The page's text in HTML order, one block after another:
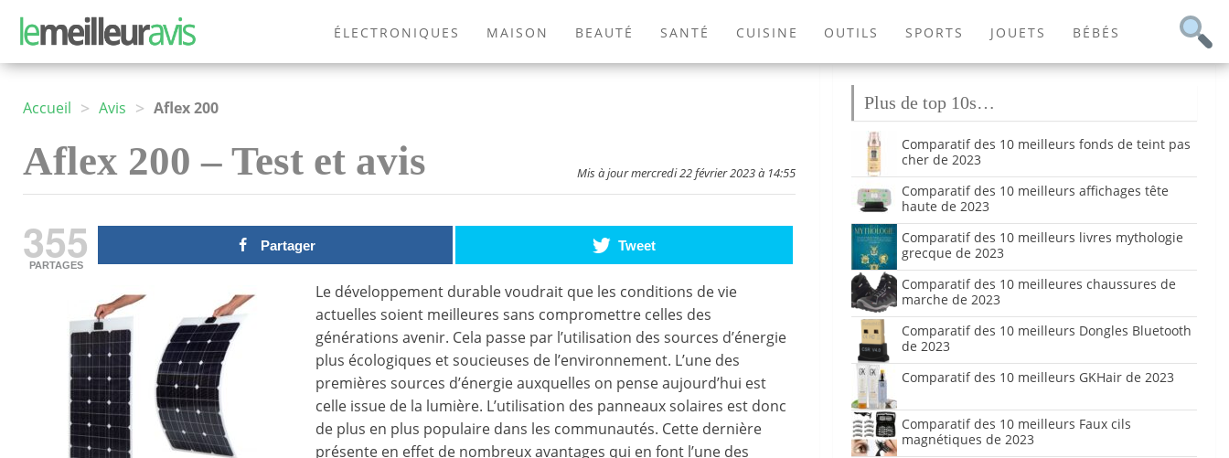
ÉLECTRONIQUES MAISON BEAUTÉ SANTÉ CUISINE OUTILS SPORTS JOUETS BÉBÉS
MODE EXTÉRIEUR ANIMAUX JEUX VIDÉOS LIVRES
Accueil > Avis > Aflex 200
Aflex 200 – Test et avis Mis à jour mercredi 22 février 2023 à 14:55
355
PARTAGES
Partager Tweet
Le développement durable voudrait que les conditions de vie
actuelles soient meilleures sans compromettre celles des
générations avenir. Cela passe par l’utilisation des sources d’énergie
plus écologiques et soucieuses de l’environnement. L’une des
premières sources d’énergie auxquelles on pense aujourd’hui est
celle issue de la lumière. L’utilisation des panneaux solaires est donc
de plus en plus populaire dans les communautés. Cette dernière
présente en effet de nombreux avantages qui en font l’une des
Plus de top 10s…
Comparatif des 10 meilleurs fonds de teint pas
cher de 2023
Comparatif des 10 meilleurs affichages tête
haute de 2023
Comparatif des 10 meilleurs livres mythologie
grecque de 2023
Comparatif des 10 meilleures chaussures de
marche de 2023
Comparatif des 10 meilleurs Dongles Bluetooth
de 2023
Comparatif des 10 meilleurs GKHair de 2023
Comparatif des 10 meilleurs Faux cils
magnétiques de 2023